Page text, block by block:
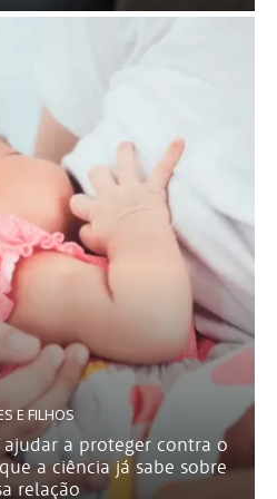
E FILHOS
a proteger contra o
a ciência já sabe sobre
relação